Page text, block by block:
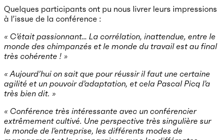
Quelques participants ont pu nous livrer leurs impressions
à l’issue de la conférence :
« C’était passionnant… La corrélation, inattendue, entre le
monde des chimpanzés et le monde du travail est au final
très cohérente ! »
« Aujourd’hui on sait que pour réussir il faut une certaine
agilité et un pouvoir d’adaptation, et cela Pascal Picq l’a
très bien dit. »
« Conférence très intéressante avec un conférencier
extrêmement cultivé. Une perspective très singulière sur
le monde de l’entreprise, les différents modes de